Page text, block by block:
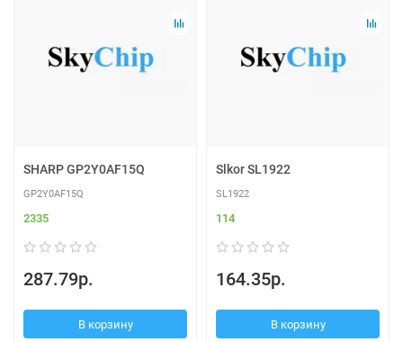
SHARP GP2Y0AF15Q
GP2Y0AF15Q
2335
287.79р.
В корзину
Slkor SL1922
SL1922
114
164.35р.
В корзину